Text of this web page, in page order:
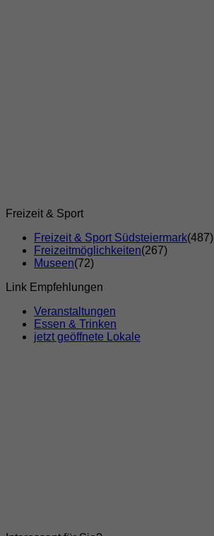
Freizeit & Sport
Freizeit & Sport Südsteiermark(487)
Freizeitmöglichkeiten(267)
Museen(72)
Link Empfehlungen
Veranstaltungen
Essen & Trinken
jetzt geöffnete Lokale